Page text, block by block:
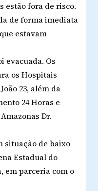
estão fora de risco.
de forma imediata
estavam
evacuada. Os
os Hospitais
23, além da
24 Horas e
Dr.
situação de baixo
Estadual do
em parceria com o